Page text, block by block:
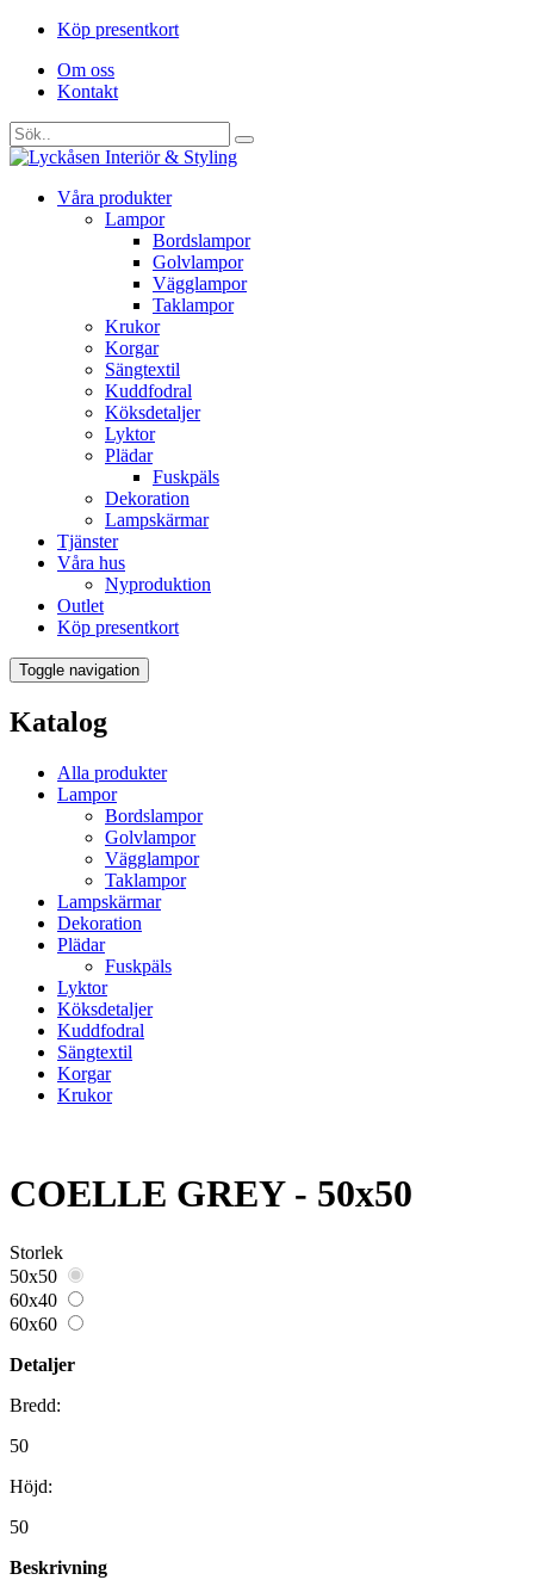
Köp presentkort
Om oss
Kontakt
Våra produkter
Lampor
Bordslampor
Golvlampor
Vägglampor
Taklampor
Krukor
Korgar
Sängtextil
Kuddfodral
Köksdetaljer
Lyktor
Plädar
Fuskpäls
Dekoration
Lampskärmar
Tjänster
Våra hus
Nyproduktion
Outlet
Köp presentkort
Toggle navigation
Katalog
Alla produkter
Lampor
Bordslampor
Golvlampor
Vägglampor
Taklampor
Lampskärmar
Dekoration
Plädar
Fuskpäls
Lyktor
Köksdetaljer
Kuddfodral
Sängtextil
Korgar
Krukor
COELLE GREY - 50x50
Storlek
50x50
60x40
60x60
Detaljer
Bredd:
50
Höjd:
50
Beskrivning